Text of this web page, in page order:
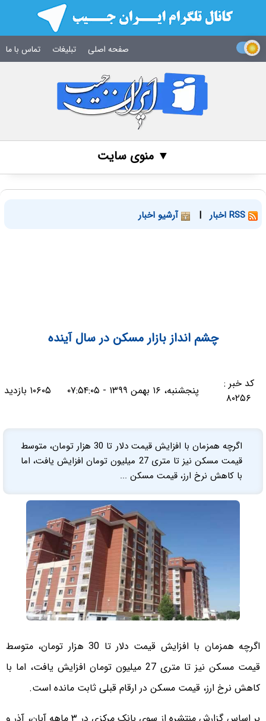
صفحه اصلی تبلیغات تماس با ما
▼ منوی سایت
| آرشیو اخبار
چشم انداز بازار مسکن در سال آینده
کد خبر :
۸۰۲۵۶
پنجشنبه، ۱۶ بهمن ۱۳۹۹ - ۰۷:۵۴:۰۵ ۱۰۶۰۵ بازدید
اگرچه همزمان با افزایش قیمت دلار تا 30 هزار تومان، متوسط
قیمت مسکن نیز تا متری 27 میلیون تومان افزایش یافت، اما
با کاهش نرخ ارز، قیمت مسکن ...
اگرچه همزمان با افزایش قیمت دلار تا 30 هزار تومان، متوسط
قیمت مسکن نیز تا متری 27 میلیون تومان افزایش یافت، اما با
کاهش نرخ ارز، قیمت مسکن در ارقام قبلی ثابت مانده است.